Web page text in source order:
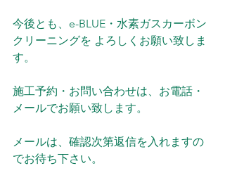
今後とも、e-BLUE・水素ガスカーボン
クリーニングを よろしくお願い致しま
す。
施工予約・お問い合わせは、お電話・
メールでお願い致します。
メールは、確認次第返信を入れますの
でお待ち下さい。